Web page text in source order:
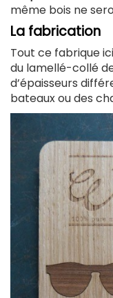
même bois ne
La fabrication
Tout ce fabrique
du lamellé-collé
d’épaisseurs
bateaux ou des